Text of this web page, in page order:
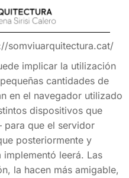
somviuarquitectura.cat/
implicar la utilización
cantidades de
en el navegador utilizado
dispositivos que
que el servidor
posteriormente y
leerá. Las
la hacen más amigable,